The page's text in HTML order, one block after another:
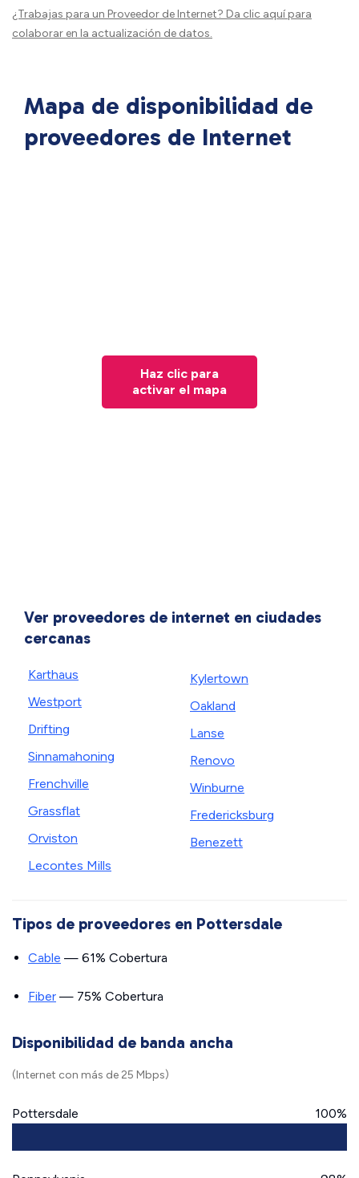
¿Trabajas para un Proveedor de Internet? Da clic aquípara
colaborar en la actualización de datos.
Mapa de disponibilidad de
proveedores de Internet
Haz clic para
activar el mapa
Ver proveedores de internet en ciudades
cercanas
Karthaus
Westport
Drifting
Sinnamahoning
Frenchville
Grassflat
Orviston
Lecontes Mills
Kylertown
Oakland
Lanse
Renovo
Winburne
Fredericksburg
Benezett
Tipos de proveedores en Pottersdale
Cable — 61% Cobertura
Fiber — 75% Cobertura
Disponibilidad de banda ancha
(Internet con más de 25 Mbps)
Pottersdale 100%